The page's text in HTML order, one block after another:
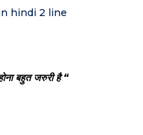
hindi 2 line
बहुत जरुरी है “